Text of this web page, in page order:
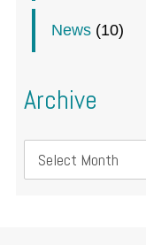
News (10)
Archive
Archive